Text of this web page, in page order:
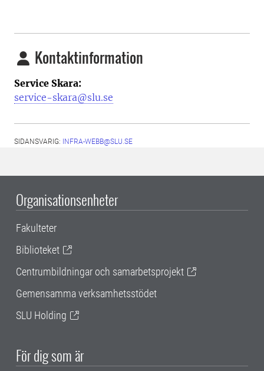
Kontaktinformation
Service Skara:
service-skara@slu.se
SIDANSVARIG: INFRA-WEBB@SLU.SE
Organisationsenheter
Fakulteter
Biblioteket
Centrumbildningar och samarbetsprojekt
Gemensamma verksamhetsstödet
SLU Holding
För dig som är